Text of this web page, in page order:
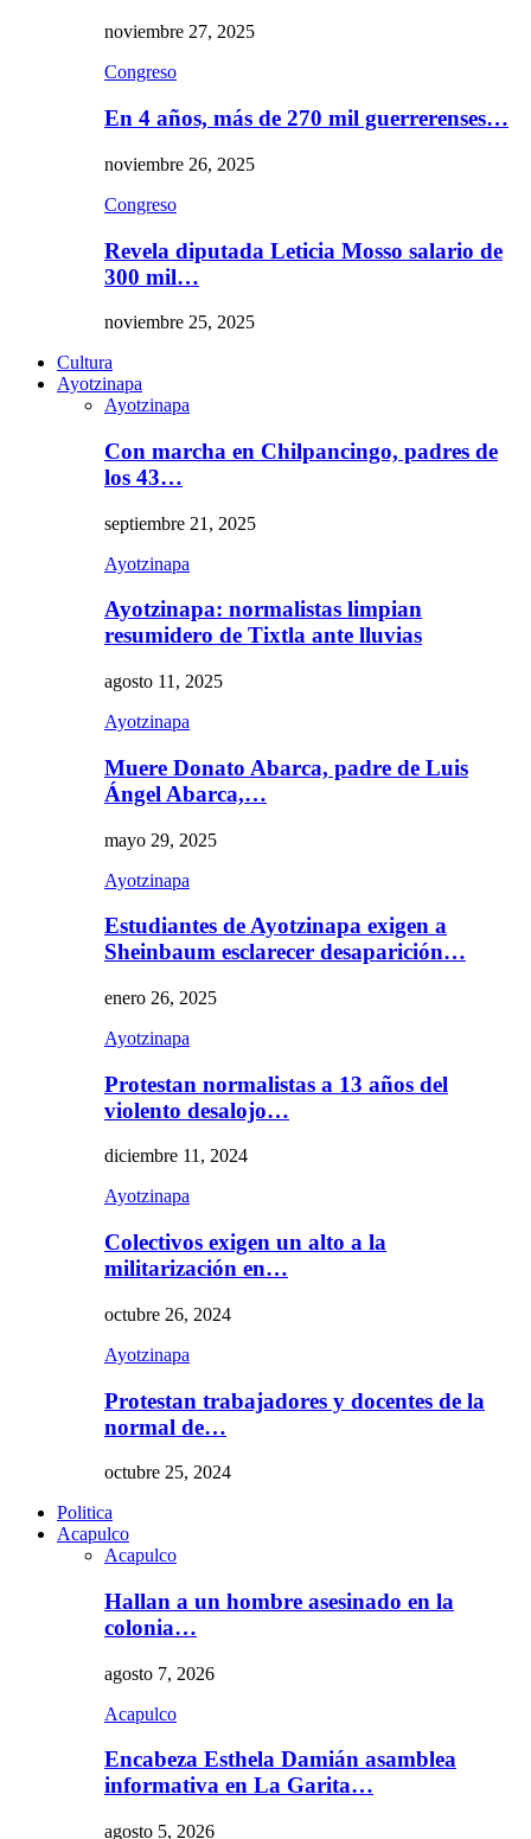
noviembre 27, 2025
Congreso
En 4 años, más de 270 mil guerrerenses…
noviembre 26, 2025
Congreso
Revela diputada Leticia Mosso salario de
300 mil…
noviembre 25, 2025
Cultura
Ayotzinapa
Ayotzinapa
Con marcha en Chilpancingo, padres de
los 43…
septiembre 21, 2025
Ayotzinapa
Ayotzinapa: normalistas limpian
resumidero de Tixtla ante lluvias
agosto 11, 2025
Ayotzinapa
Muere Donato Abarca, padre de Luis
Ángel Abarca,…
mayo 29, 2025
Ayotzinapa
Estudiantes de Ayotzinapa exigen a
Sheinbaum esclarecer desaparición…
enero 26, 2025
Ayotzinapa
Protestan normalistas a 13 años del
violento desalojo…
diciembre 11, 2024
Ayotzinapa
Colectivos exigen un alto a la
militarización en…
octubre 26, 2024
Ayotzinapa
Protestan trabajadores y docentes de la
normal de…
octubre 25, 2024
Politica
Acapulco
Acapulco
Hallan a un hombre asesinado en la
colonia…
agosto 7, 2026
Acapulco
Encabeza Esthela Damián asamblea
informativa en La Garita…
agosto 5, 2026